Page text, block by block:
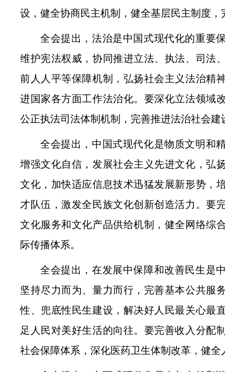
设，健全协商民主机制，健全基层民主制度
全会提出，法治是中国式现代化的重要
维护宪法权威，协同推进立法、执法、司法
前人人平等保障机制，弘扬社会主义法治精
进国家各方面工作法治化。要深化立法领域
公正执法司法体制机制，完善推进法治社会
全会提出，中国式现代化是物质文明和
增强文化自信，发展社会主义先进文化，弘
文化，加快适应信息技术迅猛发展新形势，
才队伍，激发全民族文化创新创造活力。要
文化服务和文化产品供给机制，健全网络综
际传播体系。
全会提出，在发展中保障和改善民生是
坚持尽力而为、量力而行，完善基本公共服
性、兜底性民生建设，解决好人民最关心最
足人民对美好生活的向往。要完善收入分配
社会保障体系，深化医药卫生体制改革，健